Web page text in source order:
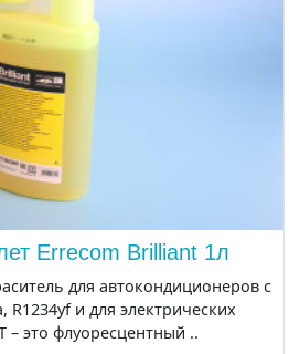
Errecom Brilliant 1л
для автокондиционеров с
R1234yf и для электрических
– это флуоресцентный ..